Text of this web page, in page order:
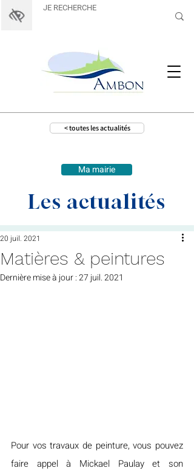
< toutes les actualités
Ma mairie
Les actualités
Matières & peintures
20 juil. 2021
Dernière mise à jour :27 juil. 2021
Pour vos travaux de peinture, vous pouvez
faire appel à Mickael Paulay et son